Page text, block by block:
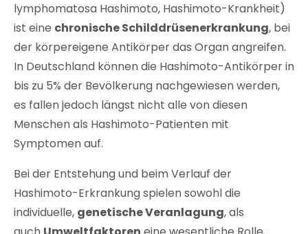
lymphomatosa Hashimoto, Hashimoto-Krankheit)
ist eine chronische Schilddrüsenerkrankung, bei
der körpereigene Antikörper das Organ angreifen.
In Deutschland können die Hashimoto-Antikörper in
bis zu 5% der Bevölkerung nachgewiesen werden,
es fallen jedoch längst nicht alle von diesen
Menschen als Hashimoto-Patienten mit
Symptomen auf.
Bei der Entstehung und beim Verlauf der
Hashimoto-Erkrankung spielen sowohl die
individuelle, genetische Veranlagung, als